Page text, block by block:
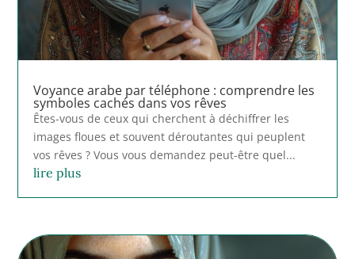
Voyance arabe par téléphone : comprendre les
symboles cachés dans vos rêves
Êtes-vous de ceux qui cherchent à déchiffrer les
images floues et souvent déroutantes qui peuplent
vos rêves ? Vous vous demandez peut-être quel...
lire plus